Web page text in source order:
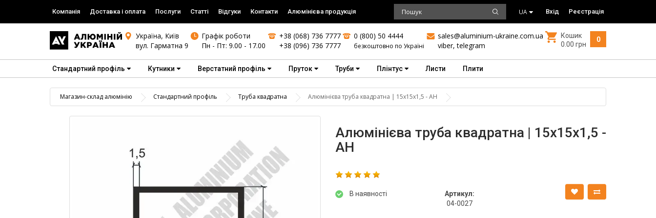
Компанія Доставка і оплата Послуги Статті Відгуки Контакти Алюмінієва продукція UA Вхід Реєстрація
Україна, Київ
вул. Гарматна 9
Графік роботи
Пн - Пт: 9.00 - 17.00
+38 (068) 736 7777
+38 (096) 736 7777
0 (800) 50 4444
безкоштовно по Україні
sales@aluminium-ukraine.com.ua
viber,telegram
0
Кошик
0.00 грн
Стандартний профіль Кутники Верстатний профіль Пруток Труби Плінтус Листи Плити
Магазин-склад алюмінію Стандартний профіль Труба квадратна Алюмінієва труба квадратна | 15х15х1,5 - АН
Алюмінієва труба квадратна | 15х15х1,5 -
АН
В наявності
Артикул:
04-0027